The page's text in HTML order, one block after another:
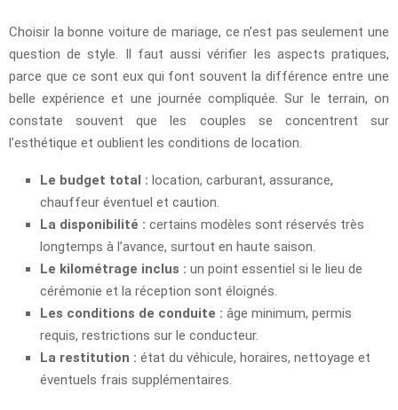
Choisir la bonne voiture de mariage, ce n’est pas seulement une
question de style. Il faut aussi vérifier les aspects pratiques,
parce que ce sont eux qui font souvent la différence entre une
belle expérience et une journée compliquée. Sur le terrain, on
constate souvent que les couples se concentrent sur
l’esthétique et oublient les conditions de location.
Le budget total : location, carburant, assurance,
chauffeur éventuel et caution.
La disponibilité : certains modèles sont réservés très
longtemps à l’avance, surtout en haute saison.
Le kilométrage inclus : un point essentiel si le lieu de
cérémonie et la réception sont éloignés.
Les conditions de conduite : âge minimum, permis
requis, restrictions sur le conducteur.
La restitution : état du véhicule, horaires, nettoyage et
éventuels frais supplémentaires.